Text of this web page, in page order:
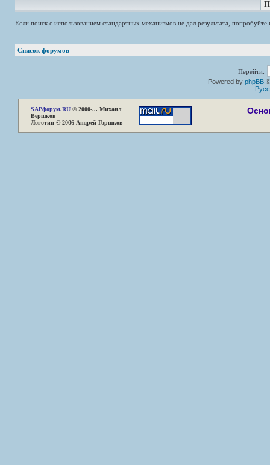
Если поиск с использованием стандартных механизмов не дал результата,
Список форумов
Перейти:
Powered by phpBB
SAPфорум.RU © 2000-... Михаил
Вершков
Логотип © 2006 Андрей Горшков